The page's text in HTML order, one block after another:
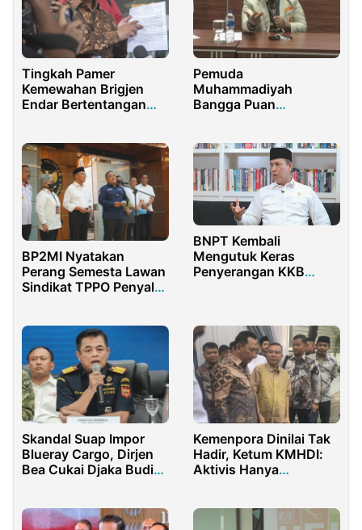
Tingkah Pamer
Kemewahan Brigjen
Endar Bertentangan
Pemuda
Muhammadiyah
Bangga Puan
Indonesia
BP2MI Nyatakan
Perang Semesta Lawan
Sindikat TPPO Penyalur
BNPT Kembali
Mengutuk Keras
Penyerangan KKB
Skandal Suap Impor
Blueray Cargo, Dirjen
Bea Cukai Djaka Budi
Miliar
Kemenpora Dinilai Tak
Hadir, Ketum KMHDI:
Aktivis Hanya